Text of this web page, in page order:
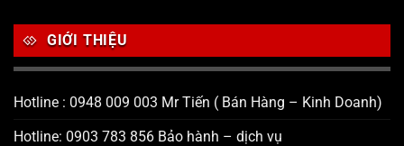
GIỚI THIỆU
Hotline : 0948 009 003 Mr Tiến ( Bán Hàng – Kinh Doanh)
Hotline: 0903 783 856 Bảo hành – dịch vụ